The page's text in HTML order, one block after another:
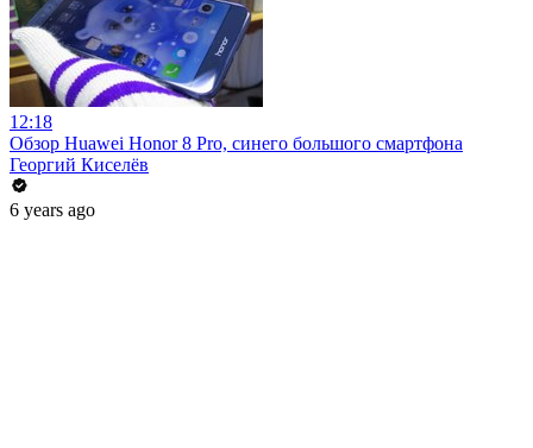
12:18
Обзор Huawei Honor 8 Pro, синего большого смартфона
Георгий Киселёв
6 years ago